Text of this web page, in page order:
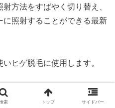
方法をすばやく切り替え、
照射することができる最新
ヒゲ脱毛に使用します。
域を破壊する蓄熱式と毛根
の照射方法を、すばやく切
索 トップ サイドバー